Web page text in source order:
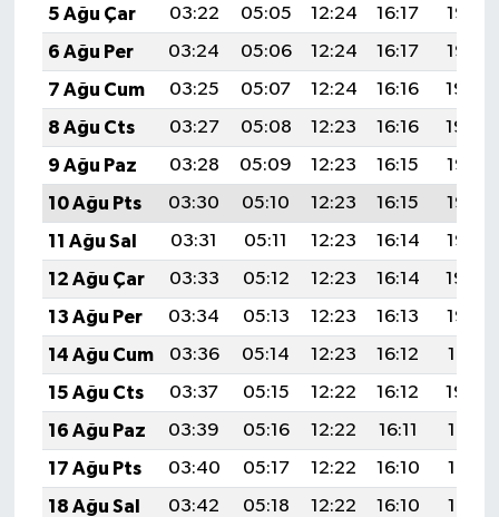
5 Ağu Çar
03:22 05:05 12:24 16:17
19:33
6 Ağu Per
03:24 05:06 12:24 16:17
19:32
7 Ağu Cum
03:25 05:07 12:24 16:16
19:30
8 Ağu Cts
03:27 05:08 12:23 16:16
19:29
9 Ağu Paz
03:28 05:09 12:23 16:15
19:28
10 Ağu Pts
03:30 05:10 12:23 16:15
19:27
11 Ağu Sal
03:31 05:11 12:23 16:14
19:25
12 Ağu Çar
03:33 05:12 12:23 16:14
19:24
13 Ağu Per
03:34 05:13 12:23 16:13
19:23
14 Ağu Cum
03:36 05:14 12:23 16:12
19:21
15 Ağu Cts
03:37 05:15 12:22 16:12
19:20
16 Ağu Paz
03:39 05:16 12:22 16:11
19:18
17 Ağu Pts
03:40 05:17 12:22 16:10
19:17
18 Ağu Sal
03:42 05:18 12:22 16:10
19:16